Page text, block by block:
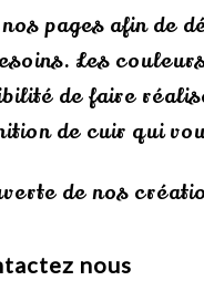
pages afin de
Les
de faire
de cuir qui
de nos
nous